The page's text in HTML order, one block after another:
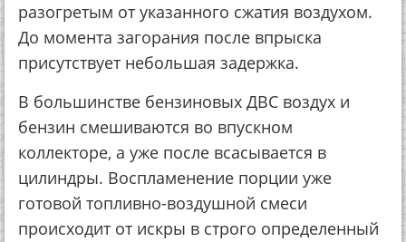
разогретым от указанного сжатия воздухом.
До момента загорания после впрыска
присутствует небольшая задержка.
В большинстве бензиновых ДВС воздух и
бензин смешиваются во впускном
коллекторе, а уже после всасывается в
цилиндры. Воспламенение порции уже
готовой топливно-воздушной смеси
происходит от искры в строго определенный